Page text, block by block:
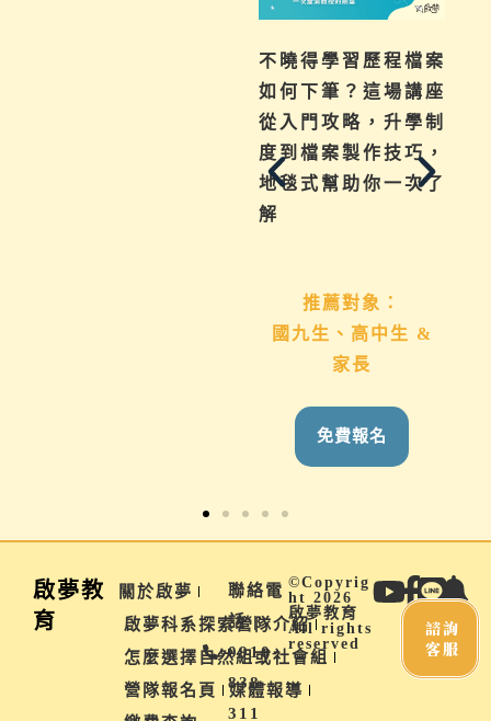
不曉得學習歷程檔案
如何下筆？這場講座
從入門攻略，升學制
度到檔案製作技巧，
地毯式幫助你一次了
解
推薦對象：
國九生、高中生 &
家長
免費報名
啟夢教
育
關於啟夢
啟夢科系探索營隊介紹
怎麼選擇自然組或社會組
營隊報名頁
媒體報導
聯絡電
話 |
0910-
838-
311
©Copyrig
ht 2026
啟夢教育
All rights
reserved
諮詢
客服